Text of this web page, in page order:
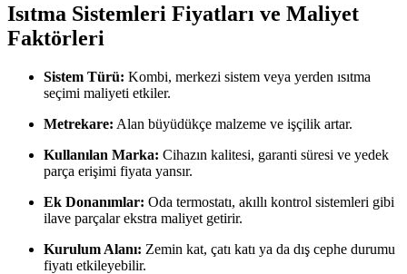
Isıtma Sistemleri Fiyatları ve Maliyet
Faktörleri
Sistem Türü: Kombi, merkezi sistem veya yerden ısıtma
seçimi maliyeti etkiler.
Metrekare: Alan büyüdükçe malzeme ve işçilik artar.
Kullanılan Marka: Cihazın kalitesi, garanti süresi ve yedek
parça erişimi fiyata yansır.
Ek Donanımlar: Oda termostatı, akıllı kontrol sistemleri gibi
ilave parçalar ekstra maliyet getirir.
Kurulum Alanı: Zemin kat, çatı katı ya da dış cephe durumu
fiyatı etkileyebilir.